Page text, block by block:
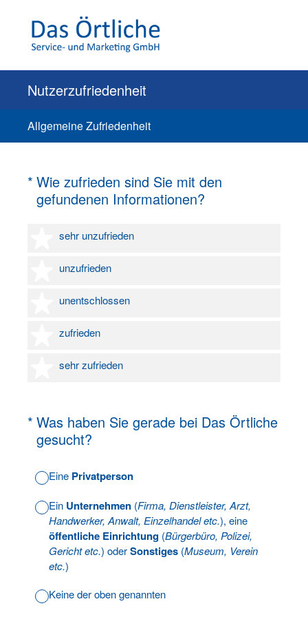
Nutzerzufriedenheit
Allgemeine Zufriedenheit
* Wie zufrieden sind Sie mit den
gefundenen Informationen?
(Erforderlich.)
sehr unzufrieden
1 Stern
unzufrieden
2 Sterne
unentschlossen
3 Sterne
zufrieden
4 Sterne
sehr zufrieden
5 Sterne
* Was haben Sie gerade bei Das Örtliche
gesucht?
(Erforderlich.)
Eine Privatperson
Ein Unternehmen (Firma, Dienstleister, Arzt,
Handwerker, Anwalt, Einzelhandel etc.), eine
öffentliche Einrichtung (Bürgerbüro, Polizei,
Gericht etc.) oderSonstiges (Museum, Verein
etc.)
Keine der oben genannten